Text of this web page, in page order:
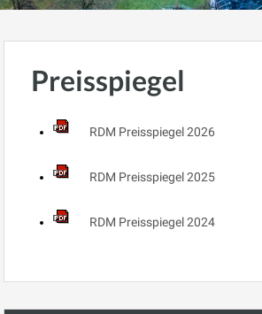
Preisspiegel
RDM Preisspiegel 2026
RDM Preisspiegel 2025
RDM Preisspiegel 2024